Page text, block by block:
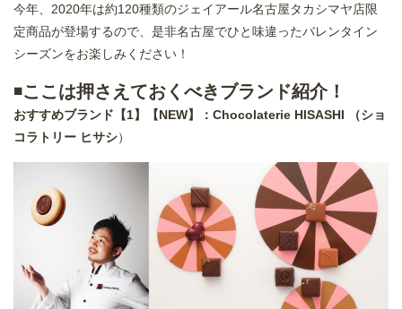
今年、2020年は約120種類のジェイアール名古屋タカシマヤ店限
定商品が登場するので、是非名古屋でひと味違ったバレンタイン
シーズンをお楽しみください！
◾️ここは押さえておくべきブランド紹介！
おすすめブランド【1】【NEW】：Chocolaterie HISASHI （ショ
コラトリー ヒサシ）